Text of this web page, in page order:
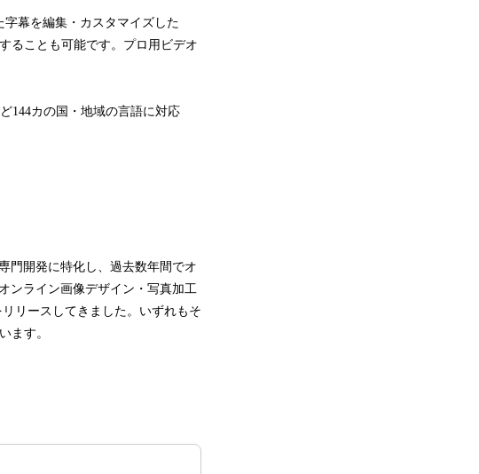
幕を編集・カスタマイズした
ることも可能です。プロ用ビデオ
144カの国・地域の言語に対応
門開発に特化し、過去数年間でオ
ンライン画像デザイン・写真加工
リースしてきました。いずれもそ
ます。